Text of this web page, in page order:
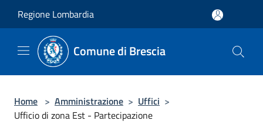
Regione Lombardia
Comune di Brescia
Home > Amministrazione > Uffici >
Ufficio di zona Est - Partecipazione